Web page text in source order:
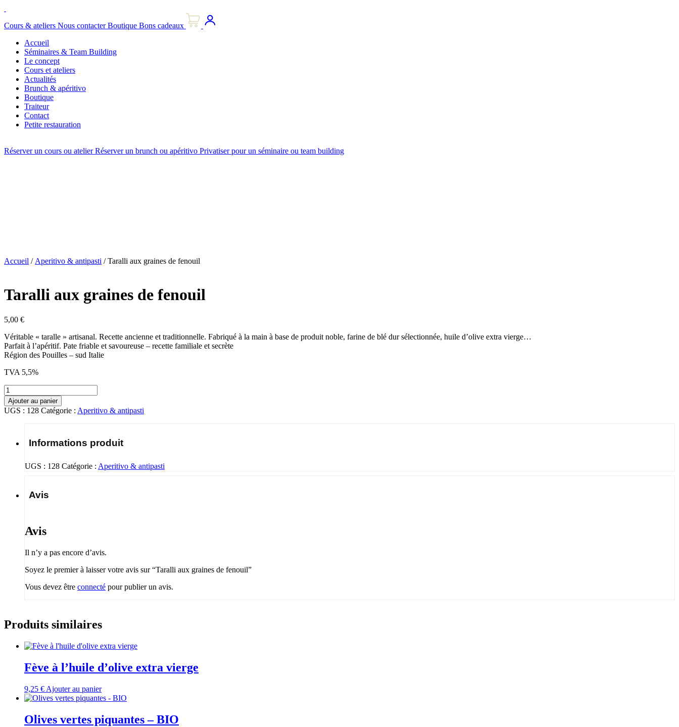
content
Cours & ateliers Nous contacter Boutique Bons cadeaux
Accueil
Séminaires & Team Building
Le concept
Cours et ateliers
Actualités
Brunch & apéritivo
Boutique
Traiteur
Contact
Petite restauration
Réserver un cours ou atelier Réserver un brunch ou apéritivo Privatiser pour un séminaire ou team building
Accueil / Aperitivo & antipasti / Taralli aux graines de fenouil
Taralli aux graines de fenouil
5,00 €
Véritable « taralle » artisanal. Recette ancienne et traditionnelle. Fabriqué à la main à base de produit noble, farine de blé dur sélectionnée, huile d’olive extra vierge…
Parfait à l’apéritif. Pate friable et savoureuse – recette familiale et secrète
Région des Pouilles – sud Italie
TVA 5,5%
quantité
de
Taralli
aux
fenouil
Ajouter au panier
UGS : 128 Catégorie : Aperitivo & antipasti
Informations produit
UGS : 128 Catégorie : Aperitivo & antipasti
Avis
Avis
Il n’y a pas encore d’avis.
Soyez le premier à laisser votre avis sur “Taralli aux graines de fenouil”
Vous devez être connecté pour publier un avis.
Produits similaires
Fève à l’huile d’olive extra vierge
9,25 € Ajouter au panier
Olives vertes piquantes – BIO